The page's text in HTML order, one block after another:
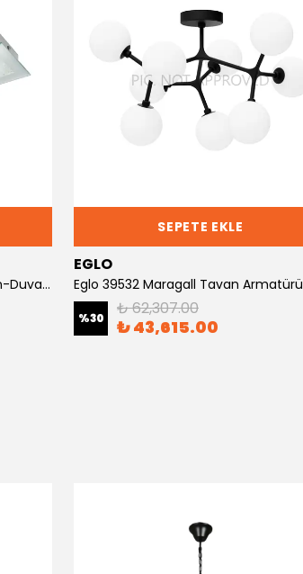
Eglo 32453 Pallante Kristal Tavan-Duvar Armatürü
SEPETE EKLE
EGLO
Eglo 39532 Maragall Tavan Armatürü
%30 ₺ 62,307.00
₺ 43,615.00